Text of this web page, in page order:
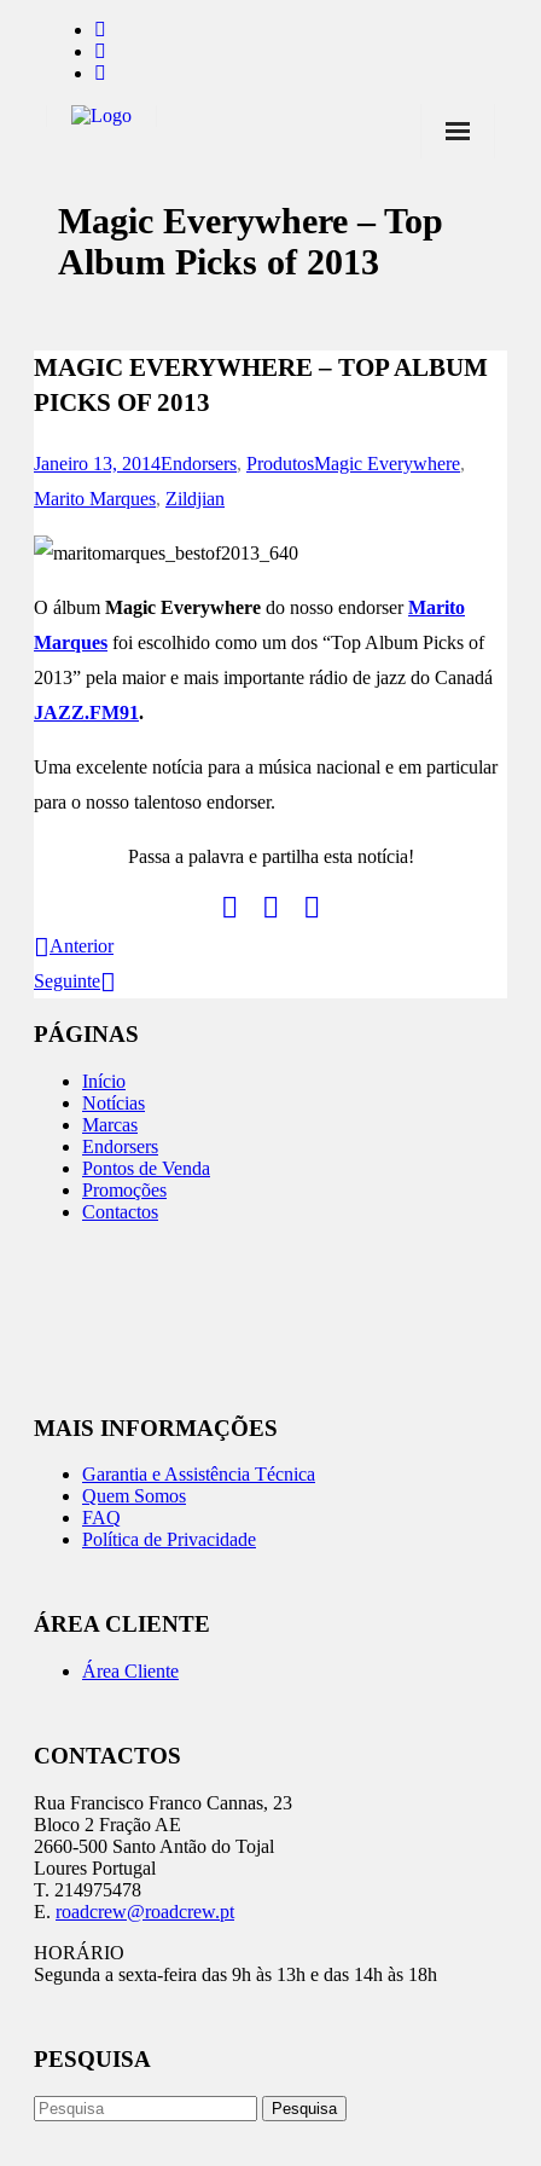
Notícias
Marcas
Pontos de Venda
Promoções
Contactos
Magic Everywhere – Top
Album Picks of 2013
MAGIC EVERYWHERE – TOP ALBUM
PICKS OF 2013
Janeiro 13, 2014Endorsers, ProdutosMagic Everywhere,
Marito Marques, Zildjian
O álbum Magic Everywhere do nosso endorserMarito
Marques foi escolhido como um dos “Top Album Picks of
2013” pela maior e mais importante rádio de jazz do Canadá
JAZZ.FM91.
Uma excelente notícia para a música nacional e em particular
para o nosso talentoso endorser.
Passa a palavra e partilha esta notícia!
Anterior
Seguinte
PÁGINAS
Início
Notícias
Marcas
Endorsers
Pontos de Venda
Promoções
Contactos
MAIS INFORMAÇÕES
Garantia e Assistência Técnica
Quem Somos
FAQ
Política de Privacidade
ÁREA CLIENTE
Área Cliente
CONTACTOS
Rua Francisco Franco Cannas, 23
Bloco 2 Fração AE
2660-500 Santo Antão do Tojal
Loures Portugal
T. 214975478
E. roadcrew@roadcrew.pt
HORÁRIO
Segunda a sexta-feira das 9h às 13h e das 14h às 18h
PESQUISA